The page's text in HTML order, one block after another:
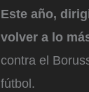
Este año,
volver a lo
contra el
fútbol.